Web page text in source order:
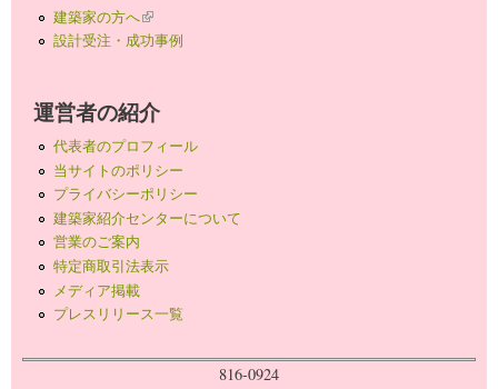
建築家の方へ(link is external)
設計受注・成功事例
運営者の紹介
代表者のプロフィール
当サイトのポリシー
プライバシーポリシー
建築家紹介センターについて
営業のご案内
特定商取引法表示
メディア掲載
プレスリリース一覧
816-0924